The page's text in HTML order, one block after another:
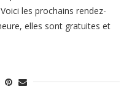
les prochains rendez-
elles sont gratuites et